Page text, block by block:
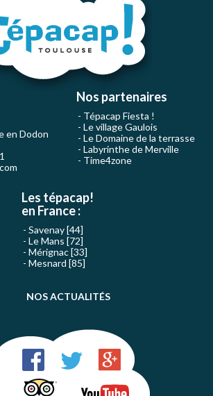
en Dodon
Nos partenaires
Tépacap Fiesta !
Le village Gaulois
Le Domaine de la terrasse
Labyrinthe de Merville
Time4zone
Les tépacap!
en France :
Savenay [44]
Le Mans [72]
Mérignac [33]
Mesnard [85]
NOS ACTUALITÉS